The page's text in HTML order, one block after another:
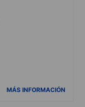
MÁS INFORMACIÓN